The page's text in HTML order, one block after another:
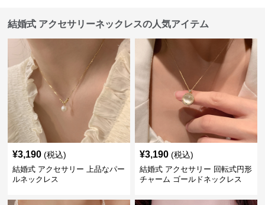
結婚式 アクセサリーネックレスの人気アイテム
¥3,190 (税込)
結婚式 アクセサリー 上品なパー
ルネックレス
¥3,190 (税込)
結婚式 アクセサリー 回転式円形
チャーム ゴールドネックレス